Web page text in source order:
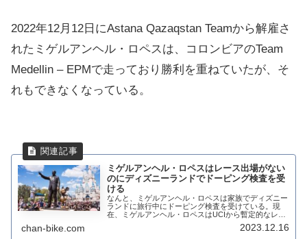
2022年12月12日にAstana Qazaqstan Teamから解雇さ
れたミゲルアンヘル・ロペスは、コロンビアのTeam
Medellin – EPMで走っており勝利を重ねていたが、そ
れもできなくなっている。
ミゲルアンヘル・ロペスはレース出場がない
のにディズニーランドでドーピング検査を受
ける
なんと、ミゲルアンヘル・ロペスは家族でディズニー
ランドに旅行中にドーピング検査を受けている。現
在、ミゲルアンヘル・ロペスはUCIから暫定的なレー
ス出場停止処分を受けている。つまり、レースにも出
場していないのに、ドーピング検査を受けたという
chan-bike.com 2023.12.16